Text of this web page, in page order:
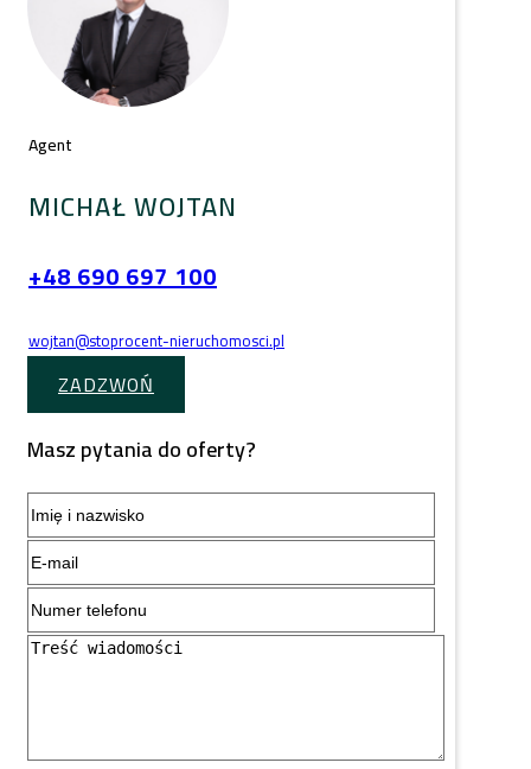
Agent
MICHAŁ WOJTAN
+48 690 697 100
wojtan@stoprocent-nieruchomosci.pl
ZADZWOŃ
Masz pytania do oferty?